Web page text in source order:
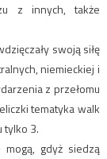
z innych, także
swoją siłę
niemieckiej i
z przełomu
tematyka walk
tylko 3.
gdyż siedzą